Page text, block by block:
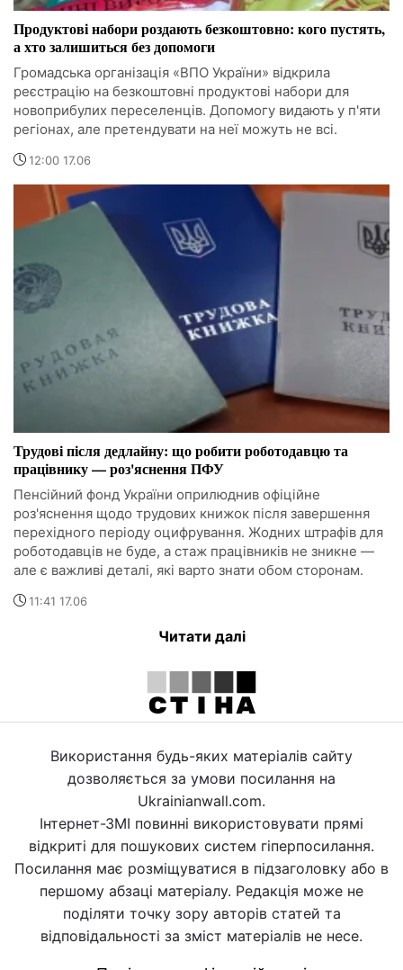
Продуктові набори роздають безкоштовно: кого пустять,
а хто залишиться без допомоги
Громадська організація «ВПО України» відкрила
реєстрацію на безкоштовні продуктові набори для
новоприбулих переселенців. Допомогу видають у п'яти
регіонах, але претендувати на неї можуть не всі.
12:00 17.06
Трудові після дедлайну: що робити роботодавцю та
працівнику — роз'яснення ПФУ
Пенсійний фонд України оприлюднив офіційне
роз'яснення щодо трудових книжок після завершення
перехідного періоду оцифрування. Жодних штрафів для
роботодавців не буде, а стаж працівників не зникне —
але є важливі деталі, які варто знати обом сторонам.
11:41 17.06
Читати далі
Використання будь-яких матеріалів сайту
дозволяється за умови посилання на
Ukrainianwall.com.
Інтернет-ЗМІ повинні використовувати прямі
відкриті для пошукових систем гіперпосилання.
Посилання має розміщуватися в підзаголовку або в
першому абзаці матеріалу. Редакція може не
поділяти точку зору авторів статей та
відповідальності за зміст матеріалів не несе.